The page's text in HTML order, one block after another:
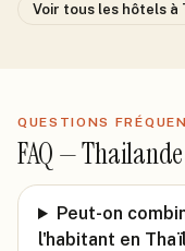
Voir tous les hôtels à
QUESTIONS
FAQ —Thailande
Peut-on
l'habitant en